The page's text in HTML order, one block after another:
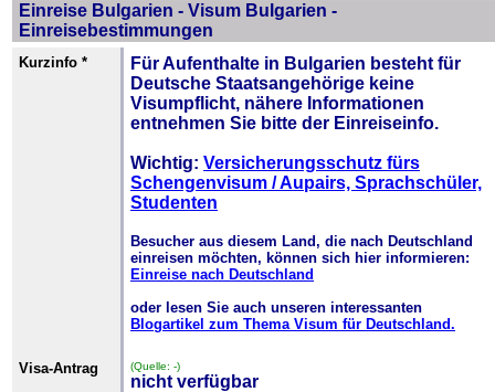
Einreise Bulgarien - Visum Bulgarien -
Einreisebestimmungen
Kurzinfo *
Für Aufenthalte in Bulgarien besteht für
Deutsche Staatsangehörige keine
Visumpflicht, nähere Informationen
entnehmen Sie bitte der Einreiseinfo.
Wichtig: Versicherungsschutz fürs
Schengenvisum / Aupairs, Sprachschüler,
Studenten
Besucher aus diesem Land, die nach Deutschland
einreisen möchten, können sich hier informieren:
Einreise nach Deutschland
oder lesen Sie auch unseren interessanten
Blogartikel zum Thema Visum für Deutschland.
Visa-Antrag (Quelle: -)
nicht verfügbar